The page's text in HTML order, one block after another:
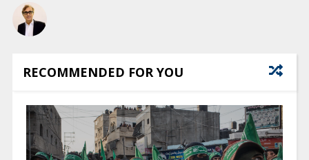
RECOMMENDED FOR YOU